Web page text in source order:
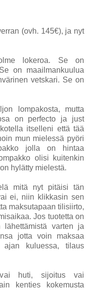
(ovh. 145€), ja nyt
lokeroa. Se on
on maailmankuulua
vetskari. Se on
lompakosta, mutta
on perfecto ja just
itselleni että tää
mun mielessä pyöri
jolla on hintaa
olisi kuitenkin
hylätty mielestä.
mitä nyt pitäisi tän
ei, niin klikkasin sen
maksutapaan tilisiirto,
Jos tuotetta on
lähettämistä varten ja
jotta voin maksaa
kuluessa, tilaus
vai huti, sijoitus vai
kenties kokemusta